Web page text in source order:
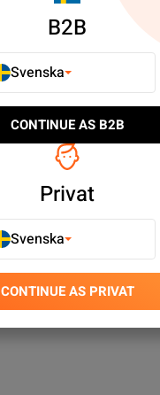
B2B
Svenska
CONTINUE AS B2B
Privat
Svenska
CONTINUE AS PRIVAT